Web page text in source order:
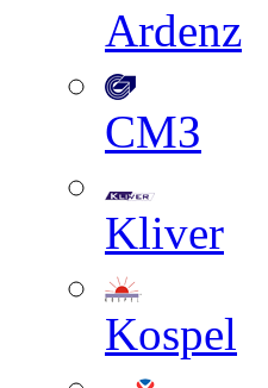
Ardenz
СМЗ
Kliver
Kospel